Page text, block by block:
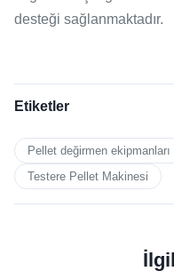
desteği sağlanmaktadır.
Etiketler
Pellet değirmen ekipmanları
Testere Pellet Makinesi